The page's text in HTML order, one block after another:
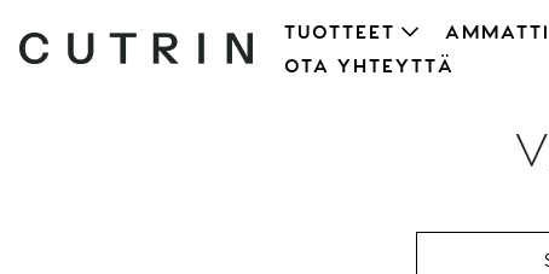
TUOTTEET
OTA YHTEYTTÄ